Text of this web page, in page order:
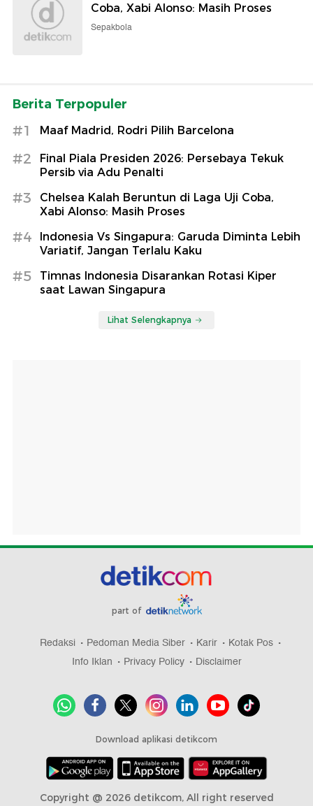
Coba, Xabi Alonso: Masih Proses
Sepakbola
Berita Terpopuler
#1 Maaf Madrid, Rodri Pilih Barcelona
#2
Final Piala Presiden 2026: Persebaya Tekuk
Persib via Adu Penalti
#3
Chelsea Kalah Beruntun di Laga Uji Coba,
Xabi Alonso: Masih Proses
#4
Indonesia Vs Singapura: Garuda Diminta Lebih
Variatif, Jangan Terlalu Kaku
#5
Timnas Indonesia Disarankan Rotasi Kiper
saat Lawan Singapura
Lihat Selengkapnya
part of
Redaksi Pedoman Media Siber Karir
Kotak Pos
Info Iklan
Privacy Policy Disclaimer
Download aplikasi detikcom
Copyright @ 2026 detikcom, All right reserved